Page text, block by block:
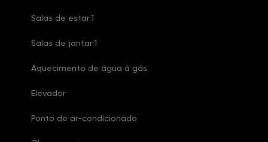
Salas de estar:1
Salas de jantar:1
Aquecimento de água à gás
Elevador
Ponto de ar-condicionado